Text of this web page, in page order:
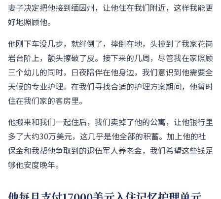
妻子决定把他接到缅因州，让他住在我们附近，这样我能更
好地照顾他。
他刚下车没几步，就绊倒了，摔倒在地，头撞到了我家花岗
岩台阶上，额头擦破了皮。接下来的几周，尽管我在家照顾
三个幼儿的同时，日夜陪伴在他身边，我们意识到他需要全
天候的专业护理。在我们寻找合适的护理方案期间，他暂时
住在我们家的客房里。
他搬来和我们一起住后，我们卖掉了他的公寓，让他银行里
多了大约30万美元，这几乎是他全部的积蓄。加上他的社
保金和我帮他争取到的退伍军人养老金，我们希望这些钱足
够他安度晚年。